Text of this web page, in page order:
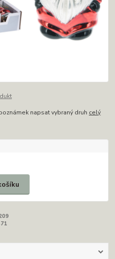
napsat vybraný druh celý